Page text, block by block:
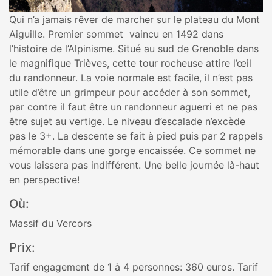
Qui n’a jamais rêver de marcher sur le plateau du Mont
Aiguille. Premier sommet vaincu en 1492 dans
l’histoire de l’Alpinisme. Situé au sud de Grenoble dans
le magnifique Trièves, cette tour rocheuse attire l’œil
du randonneur. La voie normale est facile, il n’est pas
utile d’être un grimpeur pour accéder à son sommet,
par contre il faut être un randonneur aguerri et ne pas
être sujet au vertige. Le niveau d’escalade n’excède
pas le 3+. La descente se fait à pied puis par 2 rappels
mémorable dans une gorge encaissée. Ce sommet ne
vous laissera pas indifférent. Une belle journée là-haut
en perspective!
Où:
Massif du Vercors
Prix:
Tarif engagement de 1 à 4 personnes: 360 euros. Tarif